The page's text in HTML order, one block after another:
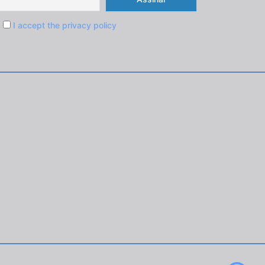
I accept the privacy policy